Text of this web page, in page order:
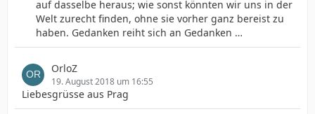
auf dasselbe heraus; wie sonst könnten wir uns in der
Welt zurecht finden, ohne sie vorher ganz bereist zu
haben. Gedanken reiht sich an Gedanken …
OrloZ
19. August 2018 um 16:55
Liebesgrüsse aus Prag